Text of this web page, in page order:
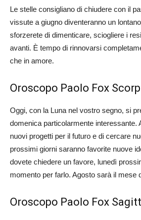
Le stelle consigliano di chiudere con il
vissute a giugno diventeranno un
sforzerete di dimenticare, sciogliere i
avanti. È tempo di rinnovarsi
che in amore.
Oroscopo Paolo Fox
Oggi, con la Luna nel vostro segno, si
domenica particolarmente interessante.
nuovi progetti per il futuro e di cercare
prossimi giorni saranno favorite nuove
dovete chiedere un favore, lunedì
momento per farlo. Agosto sarà il mese
Oroscopo Paolo Fox